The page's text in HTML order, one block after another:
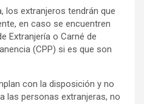
los extranjeros tendrán que
en caso se encuentren
Extranjería o Carné de
(CPP) si es que son
con la disposición y no
las personas extranjeras, no